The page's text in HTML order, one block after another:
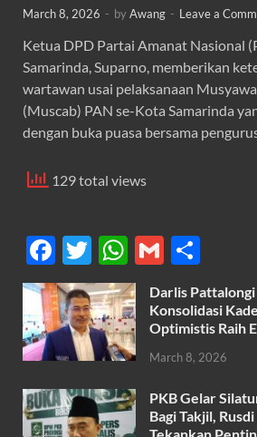
March 8, 2026 - byAwang - Leave a
Ketua DPD Partai Amanat Nasional
Samarinda, Suparno, memberikan
wartawan usai pelaksanaan
(Muscab) PAN se-Kota Samarinda
dengan buka puasa bersama
129 total views
F
ac
e
b
o
o
k
T
w
itt
er
W
h
at
s
A
p
p
G
m
ail
h
ar
e
Darlis
Konsolidasi
Optimistis Raih
March 8, 2026
PKB Gelar
Bagi Takjil,